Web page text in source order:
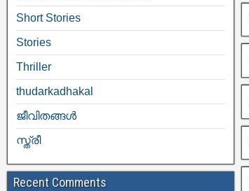
Short Stories
Stories
Thriller
thudarkadhakal
ജീവിതങ്ങള്‍
സ്ത്രീ
Recent Comments